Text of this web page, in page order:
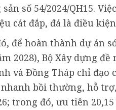
số 54/2024/QH15.
cát đắp, đá là điều
để hoàn thành dự án
2028), Bộ Xây dựng
và Đồng Tháp chỉ đạo
bồi thường, hỗ
trong đó, ưu tiên